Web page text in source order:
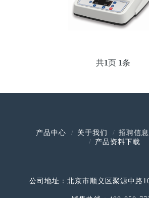
共1页 1条
产品中心 关于我们 招聘信息
产品资料下载
公司地址：北京市顺义区聚源中路